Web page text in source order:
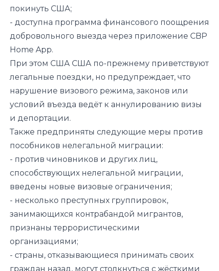
покинуть США;
- доступна программа финансового поощрения
добровольного выезда через приложение CBP
Home App.
При этом США США по-прежнему приветствуют
легальные поездки, но предупреждает, что
нарушение визового режима, законов или
условий въезда ведёт к аннулированию визы
и депортации.
Также предприняты следующие меры против
пособников нелегальной миграции:
- против чиновников и других лиц,
способствующих нелегальной миграции,
введены новые визовые ограничения;
- несколько преступных группировок,
занимающихся контрабандой мигрантов,
признаны террористическими
организациями;
- страны, отказывающиеся принимать своих
граждан назад, могут столкнуться с жёсткими